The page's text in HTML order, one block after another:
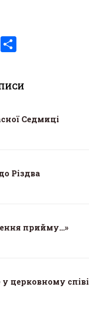
E
e
Седмиці
Різдва
прийму…»
у церковному співі